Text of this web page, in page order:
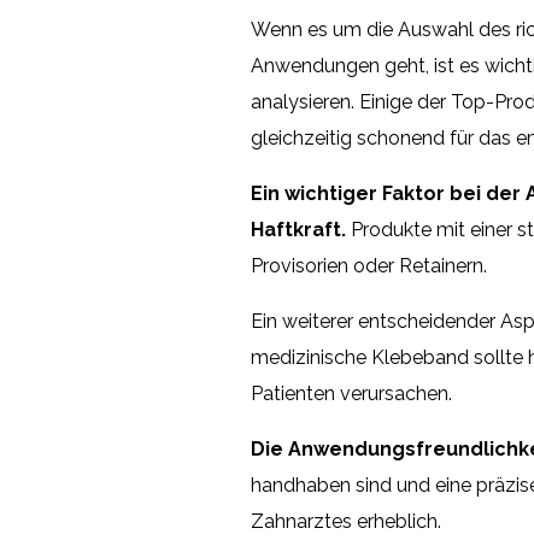
Wenn es um die Auswahl des
Anwendungen geht, ist es
analysieren. Einige der Top-
gleichzeitig schonend für das
Ein wichtiger Faktor bei der
Haftkraft. Produkte mit einer
Provisorien oder Retainern.
Ein weiterer entscheidender
medizinische Klebeband sollte
Patienten verursachen.
Die
handhaben sind und eine
Zahnarztes erheblich.